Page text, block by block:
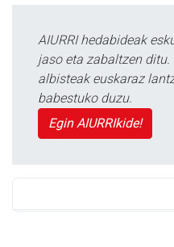
AIURRI hedabideak
jaso eta zabaltzen
albisteak euskaraz
babestuko duzu.
Egin AIURRIkide!